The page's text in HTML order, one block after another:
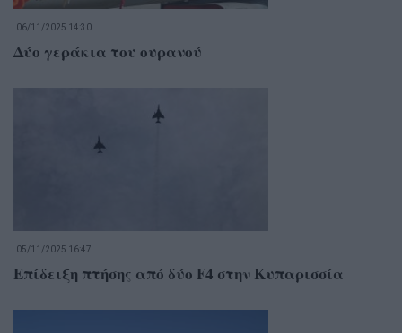
06/11/2025 14:30
Δύο γεράκια του ουρανού
05/11/2025 16:47
Επίδειξη πτήσης από δύο F4 στην Κυπαρισσία